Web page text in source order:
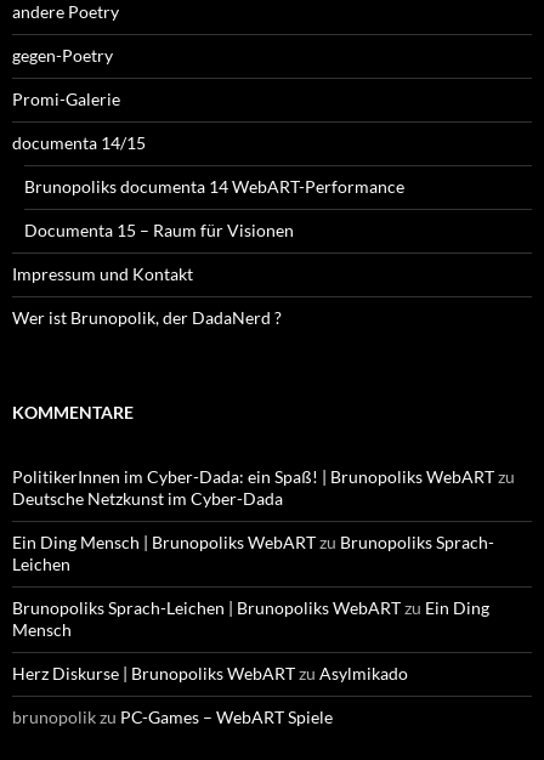
andere Poetry
gegen-Poetry
Promi-Galerie
documenta 14/15
Brunopoliks documenta 14 WebART-Performance
Documenta 15 – Raum für Visionen
Impressum und Kontakt
Wer ist Brunopolik, der DadaNerd ?
KOMMENTARE
PolitikerInnen im Cyber-Dada: ein Spaß! | Brunopoliks WebARTzu
Deutsche Netzkunst im Cyber-Dada
Ein Ding Mensch | Brunopoliks WebARTzu Brunopoliks Sprach-
Leichen
Brunopoliks Sprach-Leichen | Brunopoliks WebARTzu Ein Ding
Mensch
Herz Diskurse | Brunopoliks WebARTzu Asylmikado
brunopolikzu PC-Games – WebART Spiele